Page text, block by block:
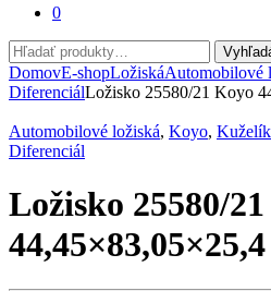
0
Hľadať:
DomovE-shopLožiskáAutomobilové
DiferenciálLožisko 25580/21 Koyo
Automobilové ložiská, Koyo,
Diferenciál
Ložisko 25580/
44,45×83,05×25,4